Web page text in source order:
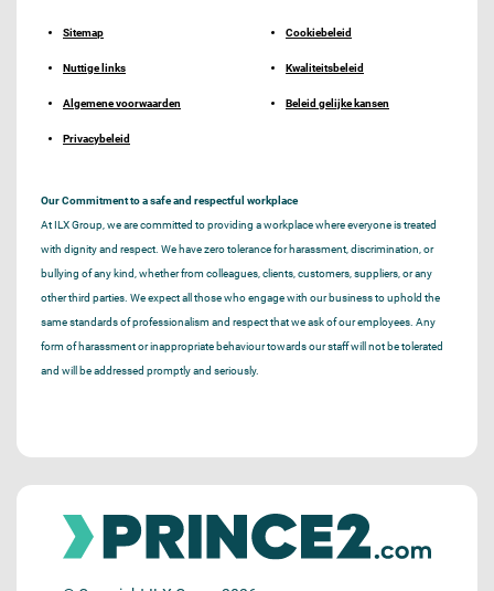
Sitemap
Nuttige links
Algemene voorwaarden
Privacybeleid
Cookiebeleid
Kwaliteitsbeleid
Beleid gelijke kansen
Our Commitment to a safe and respectful workplace
At ILX Group, we are committed to providing a workplace where everyone is treated
with dignity and respect. We have zero tolerance for harassment, discrimination, or
bullying of any kind, whether from colleagues, clients, customers, suppliers, or any
other third parties. We expect all those who engage with our business to uphold the
same standards of professionalism and respect that we ask of our employees. Any
form of harassment or inappropriate behaviour towards our staff will not be tolerated
and will be addressed promptly and seriously.